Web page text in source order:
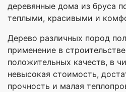
деревянные дома из бруса
теплыми, красивыми и
Дерево различных пород
применение в
положительных качеств, в
невысокая стоимость,
прочность и малая